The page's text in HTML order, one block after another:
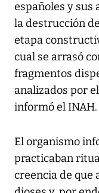
españoles y sus
la destrucción
etapa
cual se arrasó
fragmentos
analizados por
informó el INAH.
El organismo
practicaban
creencia de que